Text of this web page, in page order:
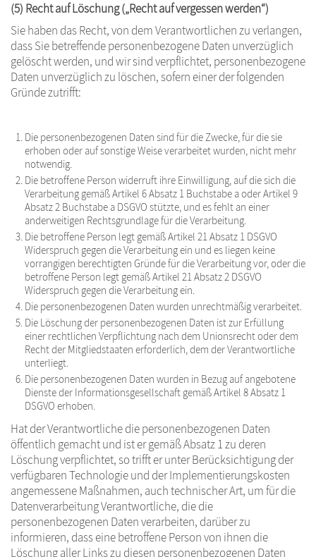
(5) Recht auf Löschung („Recht auf vergessen werden“)
Sie haben das Recht, von dem Verantwortlichen zu verlangen,
dass Sie betreffende personenbezogene Daten unverzüglich
gelöscht werden, und wir sind verpflichtet, personenbezogene
Daten unverzüglich zu löschen, sofern einer der folgenden
Gründe zutrifft:
Die personenbezogenen Daten sind für die Zwecke, für die sie
erhoben oder auf sonstige Weise verarbeitet wurden, nicht mehr
notwendig.
Die betroffene Person widerruft ihre Einwilligung, auf die sich die
Verarbeitung gemäß Artikel 6 Absatz 1 Buchstabe a oder Artikel 9
Absatz 2 Buchstabe a DSGVO stützte, und es fehlt an einer
anderweitigen Rechtsgrundlage für die Verarbeitung.
Die betroffene Person legt gemäß Artikel 21 Absatz 1 DSGVO
Widerspruch gegen die Verarbeitung ein und es liegen keine
vorrangigen berechtigten Gründe für die Verarbeitung vor, oder die
betroffene Person legt gemäß Artikel 21 Absatz 2 DSGVO
Widerspruch gegen die Verarbeitung ein.
Die personenbezogenen Daten wurden unrechtmäßig verarbeitet.
Die Löschung der personenbezogenen Daten ist zur Erfüllung
einer rechtlichen Verpflichtung nach dem Unionsrecht oder dem
Recht der Mitgliedstaaten erforderlich, dem der Verantwortliche
unterliegt.
Die personenbezogenen Daten wurden in Bezug auf angebotene
Dienste der Informationsgesellschaft gemäß Artikel 8 Absatz 1
DSGVO erhoben.
Hat der Verantwortliche die personenbezogenen Daten
öffentlich gemacht und ist er gemäß Absatz 1 zu deren
Löschung verpflichtet, so trifft er unter Berücksichtigung der
verfügbaren Technologie und der Implementierungskosten
angemessene Maßnahmen, auch technischer Art, um für die
Datenverarbeitung Verantwortliche, die die
personenbezogenen Daten verarbeiten, darüber zu
informieren, dass eine betroffene Person von ihnen die
Löschung aller Links zu diesen personenbezogenen Daten